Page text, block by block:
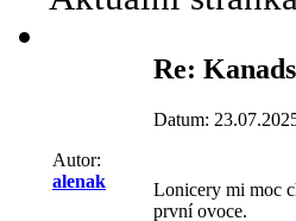
Autor:
alenak
Re:
Datum:
Lonicery mi moc
první ovoce.